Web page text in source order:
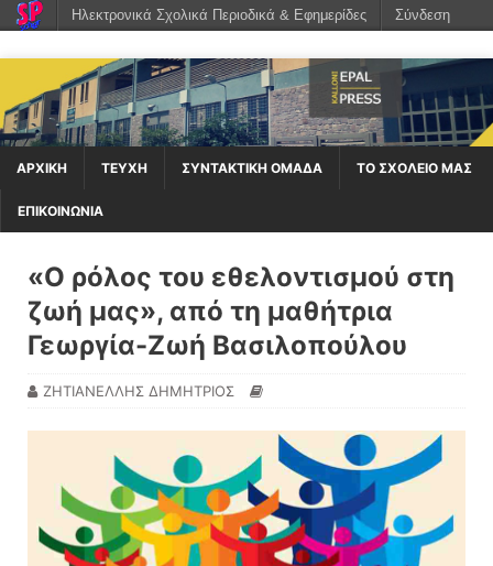
ΑΡΧΙΚΉ ΤΕΥΧΗ ΣΥΝΤΑΚΤΙΚΗ ΟΜΑΔΑ ΤΟ ΣΧΟΛΕΙΟ ΜΑΣ
ΕΠΙΚΟΙΝΩΝΙΑ
«Ο ρόλος του εθελοντισμού στη
ζωή μας», από τη μαθήτρια
Γεωργία-Ζωή Βασιλοπούλου
ΖΗΤΙΑΝΕΛΛΗΣ ΔΗΜΗΤΡΙΟΣ
Ηλεκτρονικά Σχολικά Περιοδικά & Εφημερίδες Σύνδεση